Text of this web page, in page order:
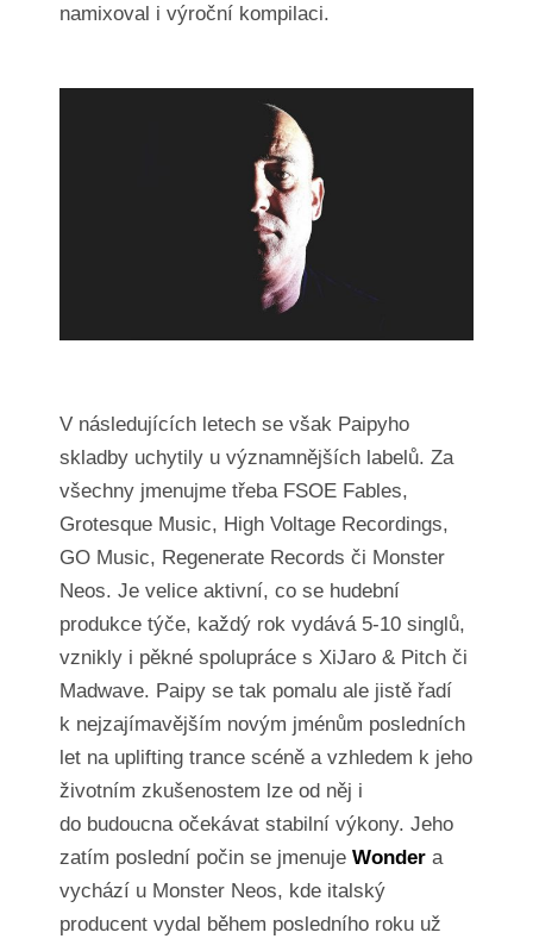
namixoval i výroční kompilaci.
V následujících letech se však Paipyho
skladby uchytily u významnějších labelů. Za
všechny jmenujme třeba FSOE Fables,
Grotesque Music, High Voltage Recordings,
GO Music, Regenerate Records či Monster
Neos. Je velice aktivní, co se hudební
produkce týče, každý rok vydává 5-10 singlů,
vznikly i pěkné spolupráce s XiJaro & Pitch či
Madwave. Paipy se tak pomalu ale jistě řadí
k nejzajímavějším novým jménům posledních
let na uplifting trance scéně a vzhledem k jeho
životním zkušenostem lze od něj i
do budoucna očekávat stabilní výkony. Jeho
zatím poslední počin se jmenuje Wonder a
vychází u Monster Neos, kde italský
producent vydal během posledního roku už